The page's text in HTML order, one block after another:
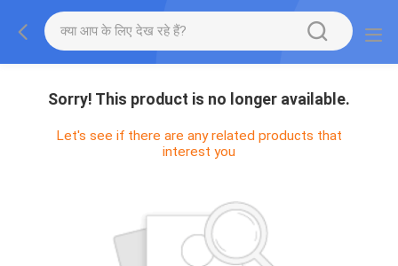
Sorry! This product is no longer available.
Let's see if there are any related products that
interest you